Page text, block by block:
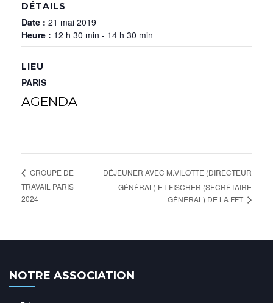
DÉTAILS
Date : 21 mai 2019
Heure : 12 h 30 min - 14 h 30 min
LIEU
PARIS
AGENDA
GROUPE DE
TRAVAIL PARIS
2024
DÉJEUNER AVEC M.VILOTTE (DIRECTEUR
GÉNÉRAL) ET FISCHER (SECRÉTAIRE
GÉNÉRAL) DE LA FFT
NOTRE ASSOCIATION